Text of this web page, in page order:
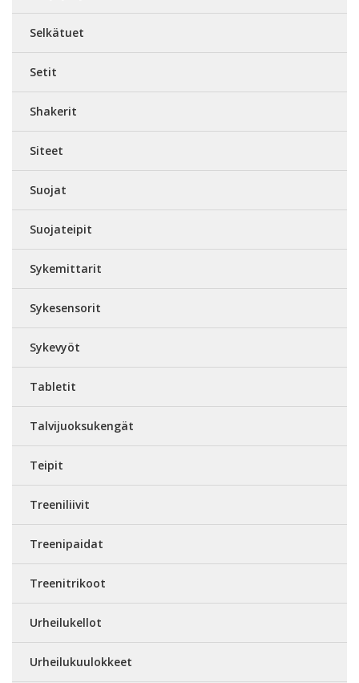
Selkätuet
Setit
Shakerit
Siteet
Suojat
Suojateipit
Sykemittarit
Sykesensorit
Sykevyöt
Tabletit
Talvijuoksukengät
Teipit
Treeniliivit
Treenipaidat
Treenitrikoot
Urheilukellot
Urheilukuulokkeet